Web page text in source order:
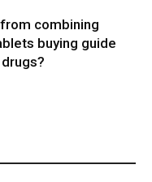
combining
buying guide